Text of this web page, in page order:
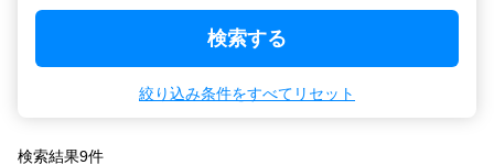
検索する
絞り込み条件をすべてリセット
検索結果9件